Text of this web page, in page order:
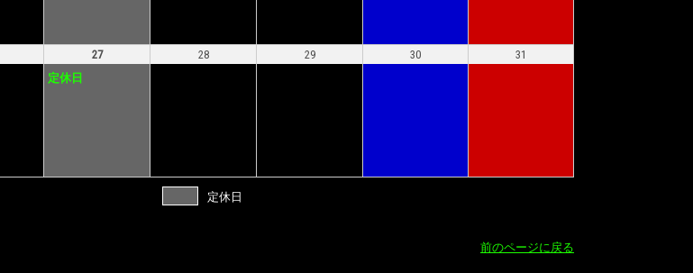
27
定休日
28 29 30 31
定休日
前のページに戻る